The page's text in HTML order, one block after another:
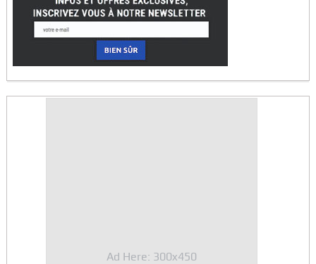
Ad Here: 300x450